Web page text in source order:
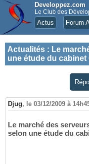
Developpez.com
Le Club des
Actus Forum
Actualités : Le
une étude du cabinet
Djug, le 03/12/2009 à
Le marché des
selon une étude du